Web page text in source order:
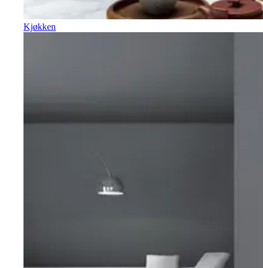
Kjøkken